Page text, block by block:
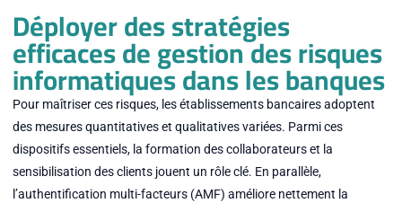
Déployer des stratégies
efficaces de gestion des risques
informatiques dans les banques
Pour maîtriser ces risques, les établissements bancaires adoptent
des mesures quantitatives et qualitatives variées. Parmi ces
dispositifs essentiels, la formation des collaborateurs et la
sensibilisation des clients jouent un rôle clé. En parallèle,
l’authentification multi-facteurs (AMF) améliore nettement la